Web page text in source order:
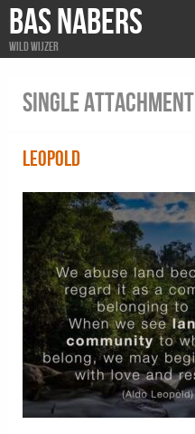
BAS NABERS
Wild wijzer
Single attachment
leopold